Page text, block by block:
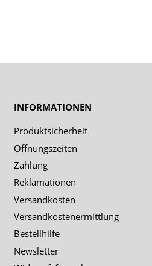
INFORMATIONEN
Produktsicherheit
Öffnungszeiten
Zahlung
Reklamationen
Versandkosten
Versandkostenermittlung
Bestellhilfe
Newsletter